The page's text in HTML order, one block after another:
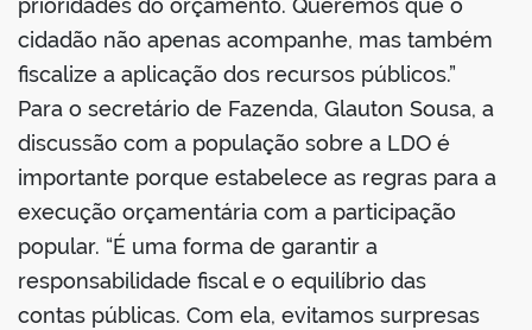
prioridades do orçamento. Queremos que o
cidadão não apenas acompanhe, mas também
fiscalize a aplicação dos recursos públicos.”
Para o secretário de Fazenda, Glauton Sousa, a
discussão com a população sobre a LDO é
importante porque estabelece as regras para a
execução orçamentária com a participação
popular. “É uma forma de garantir a
responsabilidade fiscal e o equilíbrio das
contas públicas. Com ela, evitamos surpresas